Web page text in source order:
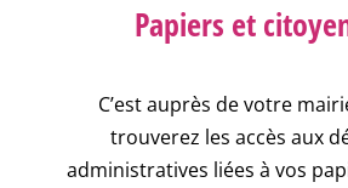
Papiers et
C’est auprès de votre
trouverez les accès aux
administratives liées à vos